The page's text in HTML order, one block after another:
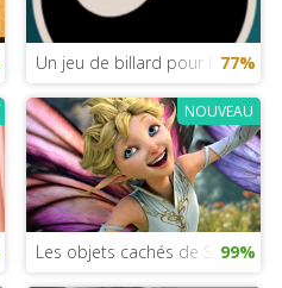
Un jeu de billard pour les filles
77%
NOUVEAU
Les objets cachés de Strange
99%